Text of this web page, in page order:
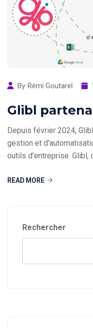
By Rémi Goutarel
Glibl
Depuis février 2024,
gestion et
outils d'entreprise. Glibl,
READ MORE
Rechercher